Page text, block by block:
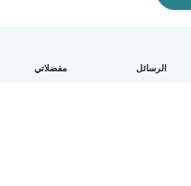
الرسائل مفضلاتي